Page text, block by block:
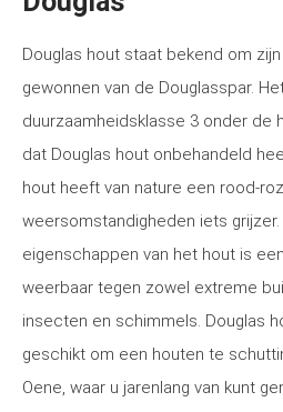
Douglas hout staat bekend om
gewonnen van de Douglasspar.
duurzaamheidsklasse 3 onder de
dat Douglas hout onbehandeld
hout heeft van nature een rood-
weersomstandigheden iets
eigenschappen van het hout is een
weerbaar tegen zowel extreme
insecten en schimmels. Douglas
geschikt om een houten te
Oene, waar u jarenlang van kunt